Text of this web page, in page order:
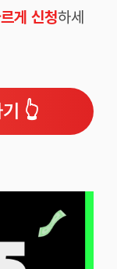
게 신청하세
👆